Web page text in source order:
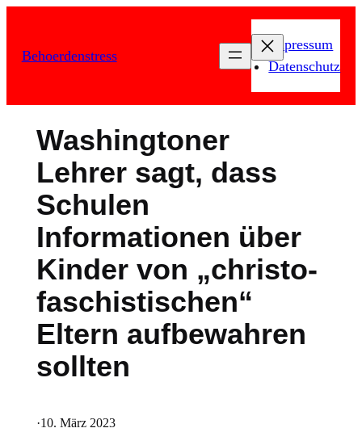
springen
Behoerdenstress
Impressum
Datenschutz
Washingtoner
Lehrer sagt, dass
Schulen
Informationen über
Kinder von „christo-
faschistischen“
Eltern aufbewahren
sollten
·10. März 2023